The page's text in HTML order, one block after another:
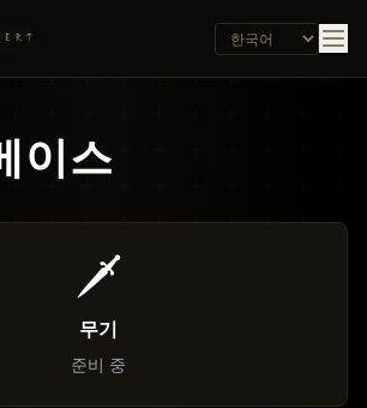
이스
🗡️
무기
준비 중